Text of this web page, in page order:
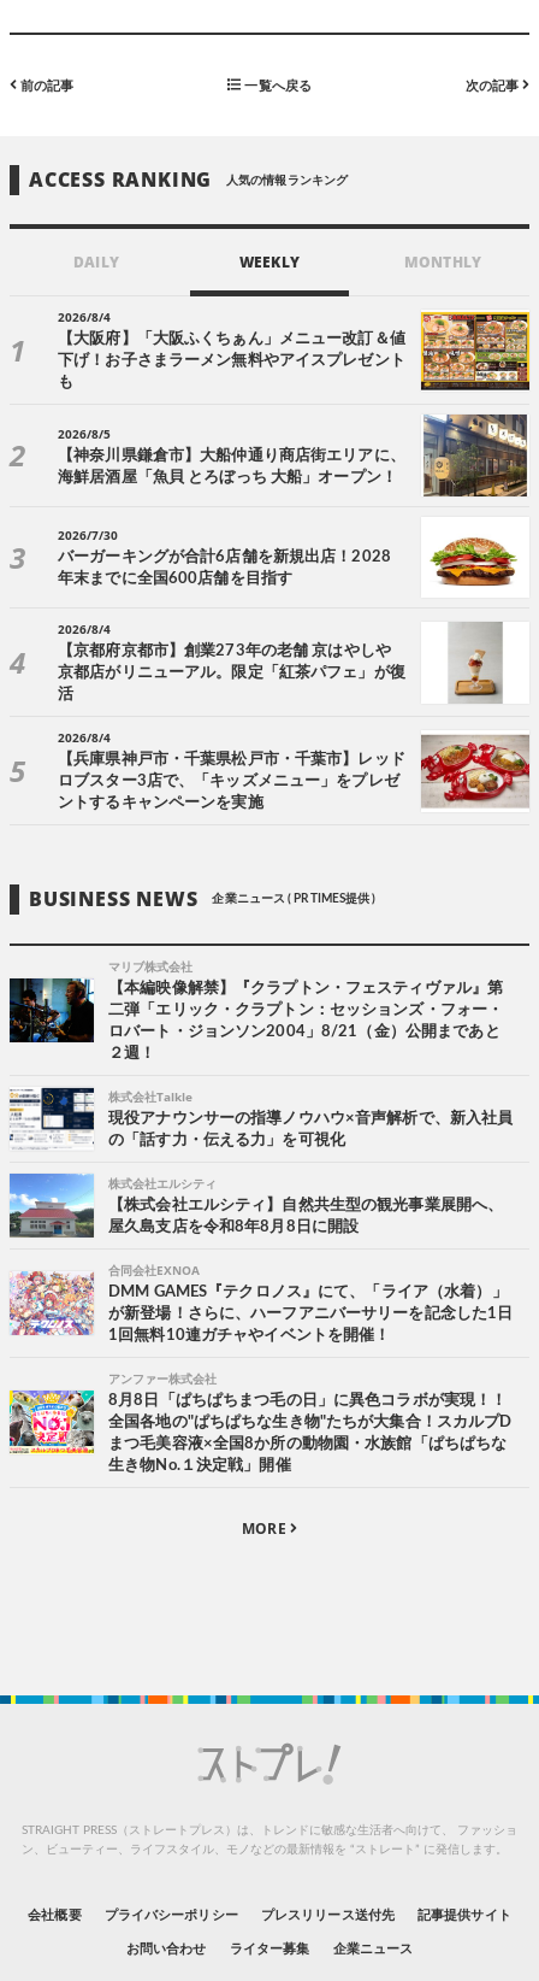
前の記事 一覧へ戻る 次の記事
ACCESS RANKING 人気の情報ランキング
DAILY WEEKLY MONTHLY
2026/8/4
【大阪府】「大阪ふくちぁん」メニュー改訂＆値
下げ！お子さまラーメン無料やアイスプレゼント
も
2026/8/5
【神奈川県鎌倉市】大船仲通り商店街エリアに、
海鮮居酒屋「魚貝 とろぼっち 大船」オープン！
2026/7/30
バーガーキングが合計6店舗を新規出店！2028
年末までに全国600店舗を目指す
2026/8/4
【京都府京都市】創業273年の老舗 京はやしや
京都店がリニューアル。限定「紅茶パフェ」が復
活
2026/8/4
【兵庫県神戸市・千葉県松戸市・千葉市】レッド
ロブスター3店で、「キッズメニュー」をプレゼ
ントするキャンペーンを実施
BUSINESS NEWS 企業ニュース ( PR TIMES提供 )
マリブ株式会社
【本編映像解禁】『クラプトン・フェスティヴァル』第
二弾「エリック・クラプトン：セッションズ・フォー・
ロバート・ジョンソン2004」8/21（金）公開まであと
２週！
株式会社Talkle
現役アナウンサーの指導ノウハウ×音声解析で、新入社員
の「話す力・伝える力」を可視化
株式会社エルシティ
【株式会社エルシティ】自然共生型の観光事業展開へ、
屋久島支店を令和8年8月8日に開設
合同会社EXNOA
DMM GAMES『テクロノス』にて、「ライア（水着）」
が新登場！さらに、ハーフアニバーサリーを記念した1日
1回無料10連ガチャやイベントを開催！
アンファー株式会社
8月8日「ぱちぱちまつ毛の日」に異色コラボが実現！！
全国各地の"ぱちぱちな生き物"たちが大集合！スカルプD
まつ毛美容液×全国8か所の動物園・水族館「ぱちぱちな
生き物No.１決定戦」開催
MORE
STRAIGHT PRESS（ストレートプレス）は、トレンドに敏感な生活者へ向けて、
ファッショ
ン、ビューティー、ライフスタイル、モノなどの最新情報を “ストレート” に発信します。
会社概要 プライバシーポリシー プレスリリース送付先 記事提供サイト
お問い合わせ ライター募集 企業ニュース